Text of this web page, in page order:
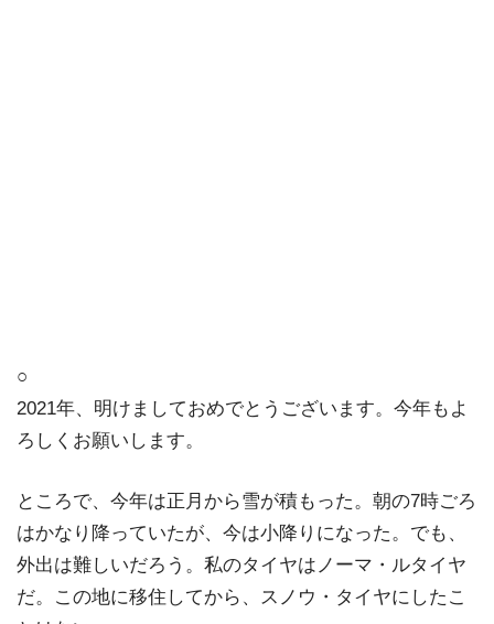
○
2021年、明けましておめでとうございます。今年もよ
ろしくお願いします。
ところで、今年は正月から雪が積もった。朝の7時ごろ
はかなり降っていたが、今は小降りになった。でも、
外出は難しいだろう。私のタイヤはノーマ・ルタイヤ
だ。この地に移住してから、スノウ・タイヤにしたこ